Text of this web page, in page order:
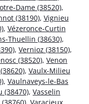
Dame (38520),
(38190), Vignieu
, Vézeronce-Curtin
Thuellin (38630),
, Vernioz (38150),
(38520), Venon
, Vaulx-Milieu
, Vaulnaveys-le-Bas
(38470), Vasselin